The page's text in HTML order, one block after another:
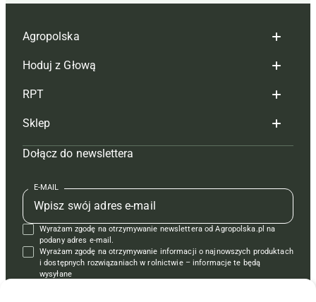
Agropolska
Redakcja
Reklama
Tagi
Mapa serwisu
Kontakt
Regulamin
Polityka prywatności
Hoduj z Głową
Hoduj z głową bydło
Hoduj z głową świnie
Prenumerata
Redakcja
Kontakt
Reklama
RPT
Redakcja
Prenumerata
Reklama
Kontakt
Krzyżówki
Sklep
Czasopisma i prenumerata
Książki
Regulamin
Dołącz do newslettera
E-MAIL
Wyrażam zgodę na otrzymywanie newslettera od Agropolska.pl na
podany adres e-mail.
Wyrażam zgodę na otrzymywanie informacji o najnowszych produktach
i dostępnych rozwiązaniach w rolnictwie – informacje te będą
wysyłane